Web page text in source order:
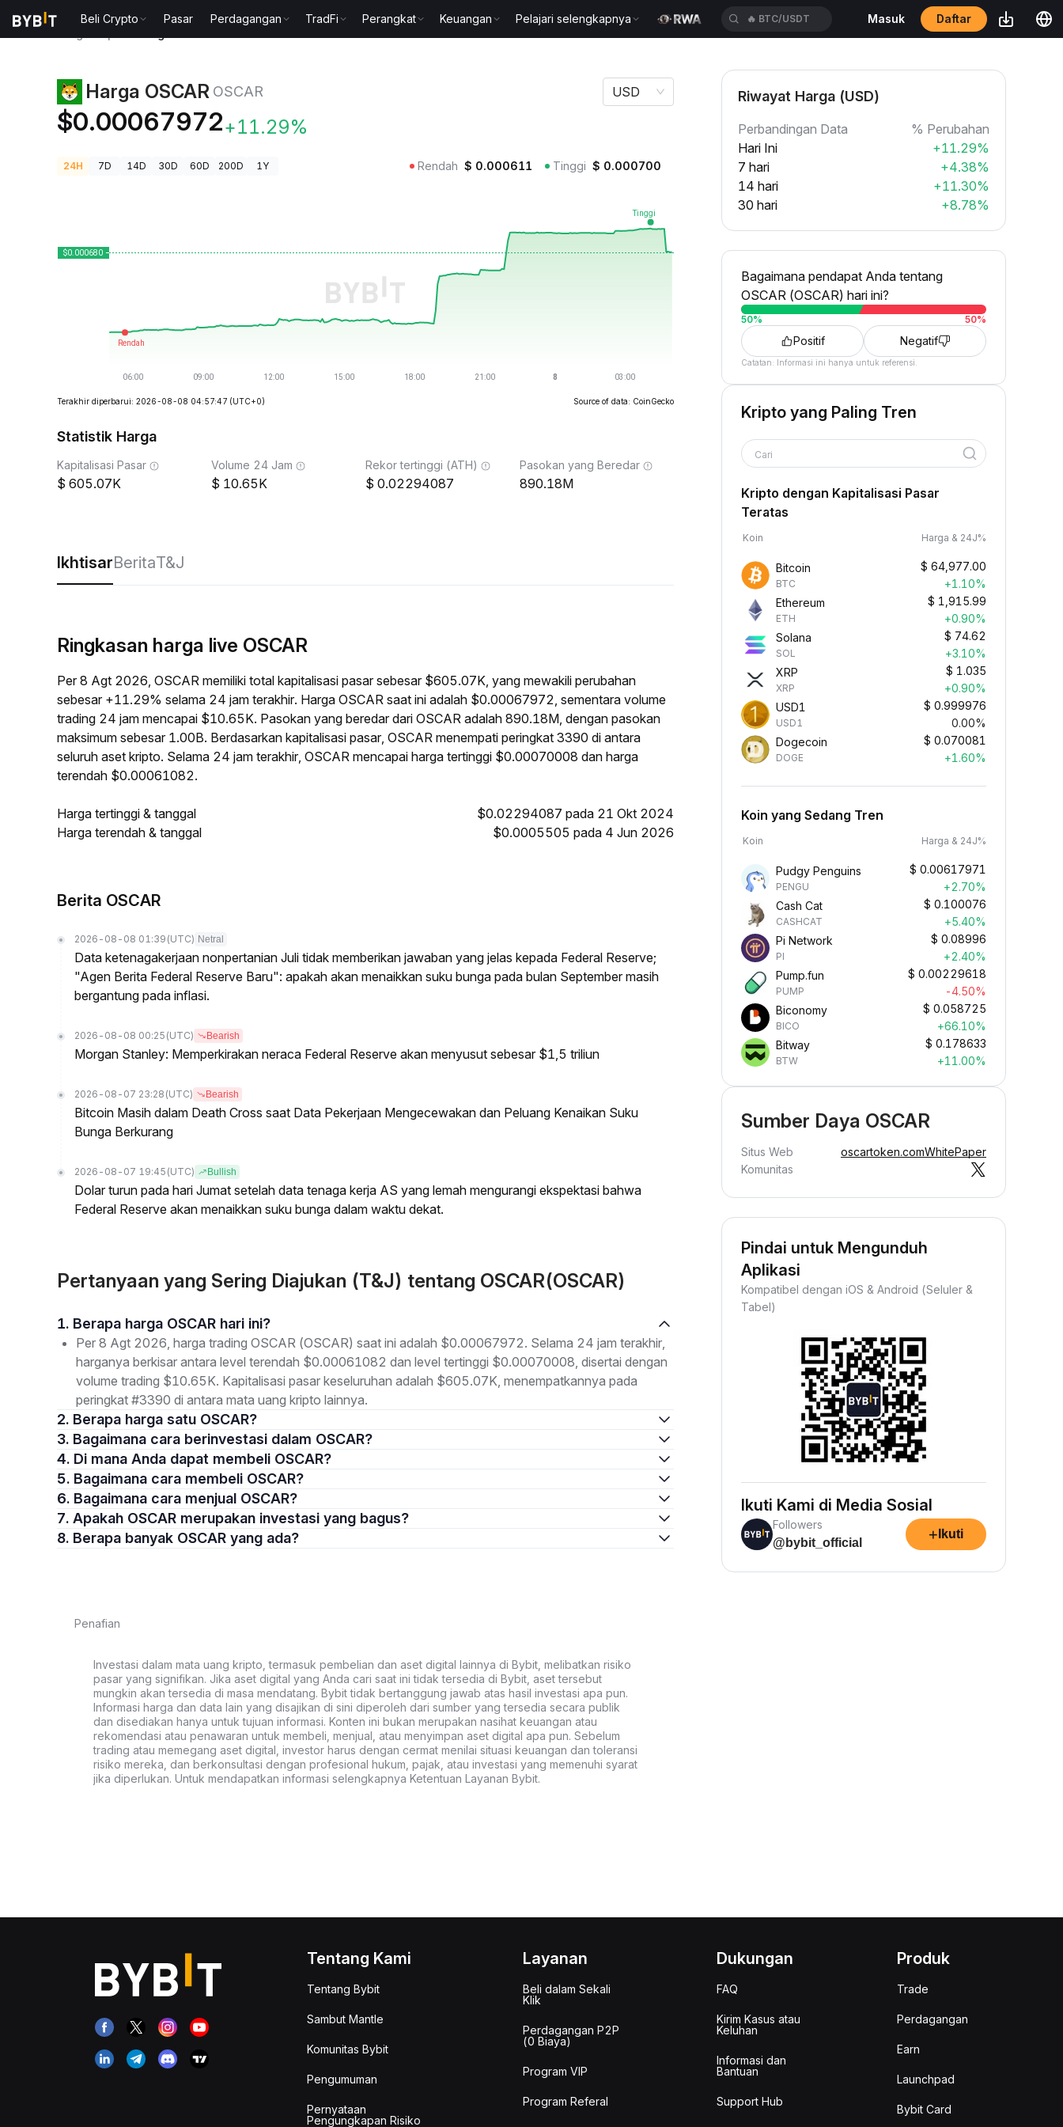
Beli Crypto Pasar Perdagangan TradFi Perangkat Keuangan Pelajari selengkapnya 🔥 BTC/USDT Masuk Daftar
Harga OSCAR OSCAR
$0.00067972+11.29%
USD
24H 7D 14D 30D 60D 200D 1Y Rendah $ 0.000611 Tinggi $ 0.000700
Terakhir diperbarui: 2026-08-08 04:57:47 (UTC+0) Source of data: CoinGecko
Statistik Harga
Kapitalisasi Pasar
605.07K
Volume 24 Jam
10.65K
Rekor tertinggi (ATH)
0.02294087
Pasokan yang Beredar
890.18M
IkhtisarBeritaT&J
Ringkasan harga live OSCAR
Per 8 Agt 2026, OSCAR memiliki total kapitalisasi pasar sebesar $605.07K, yang mewakili perubahan
sebesar +11.29% selama 24 jam terakhir. Harga OSCAR saat ini adalah $0.00067972, sementara volume
trading 24 jam mencapai $10.65K. Pasokan yang beredar dari OSCAR adalah 890.18M, dengan pasokan
maksimum sebesar 1.00B. Berdasarkan kapitalisasi pasar, OSCAR menempati peringkat 3390 di antara
seluruh aset kripto. Selama 24 jam terakhir, OSCAR mencapai harga tertinggi $0.00070008 dan harga
terendah $0.00061082.
Harga tertinggi & tanggal
$0.02294087 pada 21 Okt 2024
Harga terendah & tanggal
$0.0005505 pada 4 Jun 2026
Berita OSCAR
2026-08-08 01:39 (UTC) Netral
Data ketenagakerjaan nonpertanian Juli tidak memberikan jawaban yang jelas kepada Federal Reserve;
"Agen Berita Federal Reserve Baru": apakah akan menaikkan suku bunga pada bulan September masih
bergantung pada inflasi.
2026-08-08 00:25 (UTC) Bearish
Morgan Stanley: Memperkirakan neraca Federal Reserve akan menyusut sebesar $1,5 triliun
2026-08-07 23:28 (UTC) Bearish
Bitcoin Masih dalam Death Cross saat Data Pekerjaan Mengecewakan dan Peluang Kenaikan Suku
Bunga Berkurang
2026-08-07 19:45 (UTC) Bullish
Dolar turun pada hari Jumat setelah data tenaga kerja AS yang lemah mengurangi ekspektasi bahwa
Federal Reserve akan menaikkan suku bunga dalam waktu dekat.
Pertanyaan yang Sering Diajukan (T&J) tentang OSCAR(OSCAR)
1. Berapa harga OSCAR hari ini?
Per 8 Agt 2026, harga trading OSCAR (OSCAR) saat ini adalah $0.00067972. Selama 24 jam terakhir,
harganya berkisar antara level terendah $0.00061082 dan level tertinggi $0.00070008, disertai dengan
volume trading $10.65K. Kapitalisasi pasar keseluruhan adalah $605.07K, menempatkannya pada
peringkat #3390 di antara mata uang kripto lainnya.
2. Berapa harga satu OSCAR?
3. Bagaimana cara berinvestasi dalam OSCAR?
4. Di mana Anda dapat membeli OSCAR?
5. Bagaimana cara membeli OSCAR?
6. Bagaimana cara menjual OSCAR?
7. Apakah OSCAR merupakan investasi yang bagus?
8. Berapa banyak OSCAR yang ada?
Penafian
Investasi dalam mata uang kripto, termasuk pembelian dan aset digital lainnya di Bybit, melibatkan risiko
pasar yang signifikan. Jika aset digital yang Anda cari saat ini tidak tersedia di Bybit, aset tersebut
mungkin akan tersedia di masa mendatang. Bybit tidak bertanggung jawab atas hasil investasi apa pun.
Informasi harga dan data lain yang disajikan di sini diperoleh dari sumber yang tersedia secara publik
dan disediakan hanya untuk tujuan informasi. Konten ini bukan merupakan nasihat keuangan atau
rekomendasi atau penawaran untuk membeli, menjual, atau menyimpan aset digital apa pun. Sebelum
trading atau memegang aset digital, investor harus dengan cermat menilai situasi keuangan dan toleransi
risiko mereka, dan berkonsultasi dengan profesional hukum, pajak, atau investasi yang memenuhi syarat
jika diperlukan. Untuk mendapatkan informasi selengkapnya Ketentuan Layanan Bybit.
Riwayat Harga (USD)
Perbandingan Data
% Perubahan
Hari Ini
+11.29%
7 hari
+4.38%
14 hari
+11.30%
30 hari
+8.78%
Bagaimana pendapat Anda tentang
OSCAR (OSCAR) hari ini?
50% 50%
Positif Negatif
Catatan: Informasi ini hanya untuk referensi.
Kripto yang Paling Tren
Cari
Kripto dengan Kapitalisasi Pasar
Teratas
Koin Harga & 24J%
Bitcoin
BTC
$ 64,977.00
+1.10%
Ethereum
ETH
$ 1,915.99
+0.90%
Solana
SOL
$ 74.62
+3.10%
XRP
XRP
$ 1.035
+0.90%
USD1
USD1
$ 0.999976
0.00%
Dogecoin
DOGE
$ 0.070081
+1.60%
Koin yang Sedang Tren
Koin Harga & 24J%
Pudgy Penguins
PENGU
$ 0.00617971
+2.70%
Cash Cat
CASHCAT
$ 0.100076
+5.40%
Pi Network
PI
$ 0.08996
+2.40%
Pump.fun
PUMP
$ 0.00229618
-4.50%
Biconomy
BICO
$ 0.058725
+66.10%
Bitway
BTW
$ 0.178633
+11.00%
Sumber Daya OSCAR
Situs Web oscartoken.comWhitePaper
Komunitas
Pindai untuk Mengunduh
Aplikasi
Kompatibel dengan iOS & Android (Seluler &
Tabel)
Ikuti Kami di Media Sosial
Followers
@bybit_official
+ Ikuti
Tentang Kami
Tentang Bybit
Sambut Mantle
Komunitas Bybit
Pengumuman
Pernyataan
Pengungkapan Risiko
Layanan
Beli dalam Sekali
Klik
Perdagangan P2P
(0 Biaya)
Program VIP
Program Referal
Dukungan
FAQ
Kirim Kasus atau
Keluhan
Informasi dan
Bantuan
Support Hub
Produk
Trade
Perdagangan
Earn
Launchpad
Bybit Card